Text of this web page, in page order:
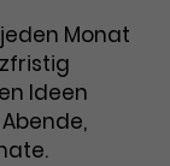
die
Dieund
Monat
Ideen